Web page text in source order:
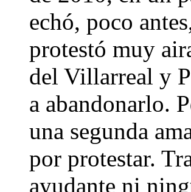
echó, poco
protestó muy
del Villarreal y
a abandonarlo.
una segunda
por protestar.
ayudante ni